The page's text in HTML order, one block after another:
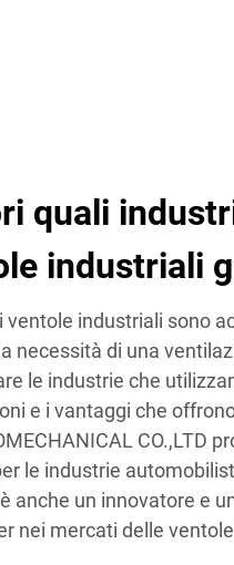
quali
industriali
ventole industriali sono
necessità di una
le industrie che
e i vantaggi che
CO.,LTD
le industrie
anche un innovatore e
nei mercati delle